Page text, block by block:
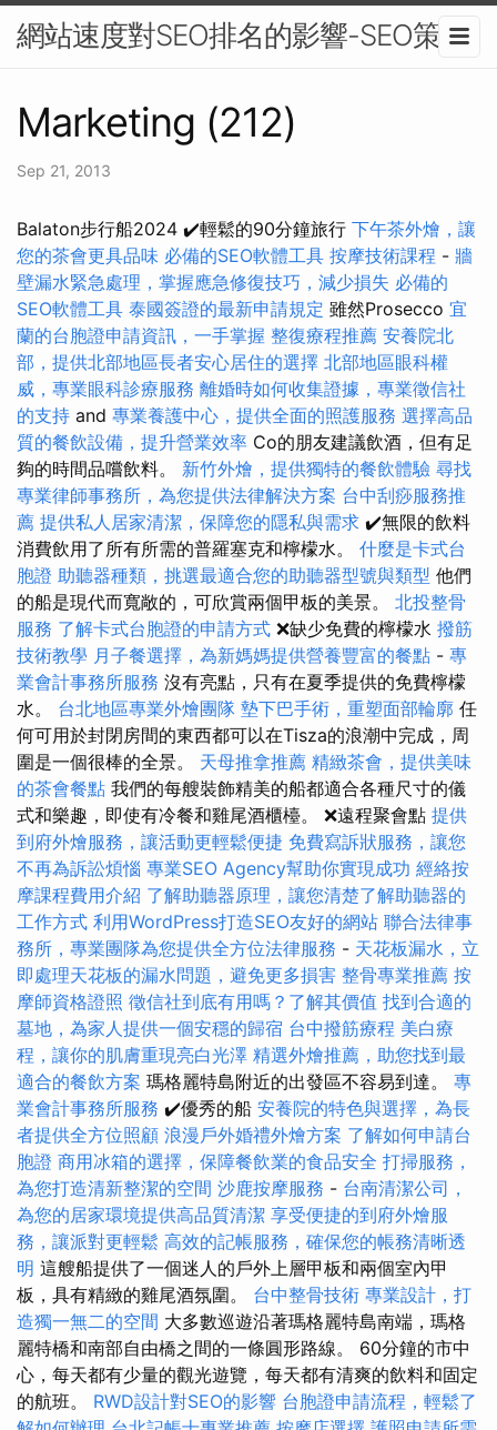
網站速度對SEO排名的影響-SEO策略
Marketing (212)
Sep 21, 2013
Balaton步行船2024 ✔️輕鬆的90分鐘旅行 下午茶外燴，讓
您的茶會更具品味 必備的SEO軟體工具 按摩技術課程 - 牆
壁漏水緊急處理，掌握應急修復技巧，減少損失 必備的
SEO軟體工具 泰國簽證的最新申請規定 雖然Prosecco 宜
蘭的台胞證申請資訊，一手掌握 整復療程推薦 安養院北
部，提供北部地區長者安心居住的選擇 北部地區眼科權
威，專業眼科診療服務 離婚時如何收集證據，專業徵信社
的支持 and 專業養護中心，提供全面的照護服務 選擇高品
質的餐飲設備，提升營業效率 Co的朋友建議飲酒，但有足
夠的時間品嚐飲料。 新竹外燴，提供獨特的餐飲體驗 尋找
專業律師事務所，為您提供法律解決方案 台中刮痧服務推
薦 提供私人居家清潔，保障您的隱私與需求 ✔️無限的飲料
消費飲用了所有所需的普羅塞克和檸檬水。 什麼是卡式台
胞證 助聽器種類，挑選最適合您的助聽器型號與類型 他們
的船是現代而寬敞的，可欣賞兩個甲板的美景。 北投整骨
服務 了解卡式台胞證的申請方式 ❌缺少免費的檸檬水 撥筋
技術教學 月子餐選擇，為新媽媽提供營養豐富的餐點 - 專
業會計事務所服務 沒有亮點，只有在夏季提供的免費檸檬
水。 台北地區專業外燴團隊 墊下巴手術，重塑面部輪廓 任
何可用於封閉房間的東西都可以在Tisza的浪潮中完成，周
圍是一個很棒的全景。 天母推拿推薦 精緻茶會，提供美味
的茶會餐點 我們的每艘裝飾精美的船都適合各種尺寸的儀
式和樂趣，即使有冷餐和雞尾酒櫃檯。 ❌遠程聚會點 提供
到府外燴服務，讓活動更輕鬆便捷 免費寫訴狀服務，讓您
不再為訴訟煩惱 專業SEO Agency幫助你實現成功 經絡按
摩課程費用介紹 了解助聽器原理，讓您清楚了解助聽器的
工作方式 利用WordPress打造SEO友好的網站 聯合法律事
務所，專業團隊為您提供全方位法律服務 - 天花板漏水，立
即處理天花板的漏水問題，避免更多損害 整骨專業推薦 按
摩師資格證照 徵信社到底有用嗎？了解其價值 找到合適的
墓地，為家人提供一個安穩的歸宿 台中撥筋療程 美白療
程，讓你的肌膚重現亮白光澤 精選外燴推薦，助您找到最
適合的餐飲方案 瑪格麗特島附近的出發區不容易到達。 專
業會計事務所服務 ✔️優秀的船 安養院的特色與選擇，為長
者提供全方位照顧 浪漫戶外婚禮外燴方案 了解如何申請台
胞證 商用冰箱的選擇，保障餐飲業的食品安全 打掃服務，
為您打造清新整潔的空間 沙鹿按摩服務 - 台南清潔公司，
為您的居家環境提供高品質清潔 享受便捷的到府外燴服
務，讓派對更輕鬆 高效的記帳服務，確保您的帳務清晰透
明 這艘船提供了一個迷人的戶外上層甲板和兩個室內甲
板，具有精緻的雞尾酒氛圍。 台中整骨技術 專業設計，打
造獨一無二的空間 大多數巡遊沿著瑪格麗特島南端，瑪格
麗特橋和南部自由橋之間的一條圓形路線。 60分鐘的市中
心，每天都有少量的觀光遊覽，每天都有清爽的飲料和固定
的航班。 RWD設計對SEO的影響 台胞證申請流程，輕鬆了